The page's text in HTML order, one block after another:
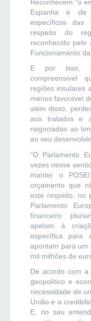
Reconhecem "o
Espanha e de
específicos das
respeito do
reconhecido pelo
Funcionamento
E por isso,
compreensível
regiões insulares
menos favorável
além disso,
aos tratados e
negociadas ao
ao seu
"O Parlamento
vezes nesse
manter o
orçamento que
este respeito, no
Parlamento
financeiro
apelam à
específica para
apontam para um
mil milhões de
De acordo com a
geopolítico e
necessidade de
União e a
E, no seu